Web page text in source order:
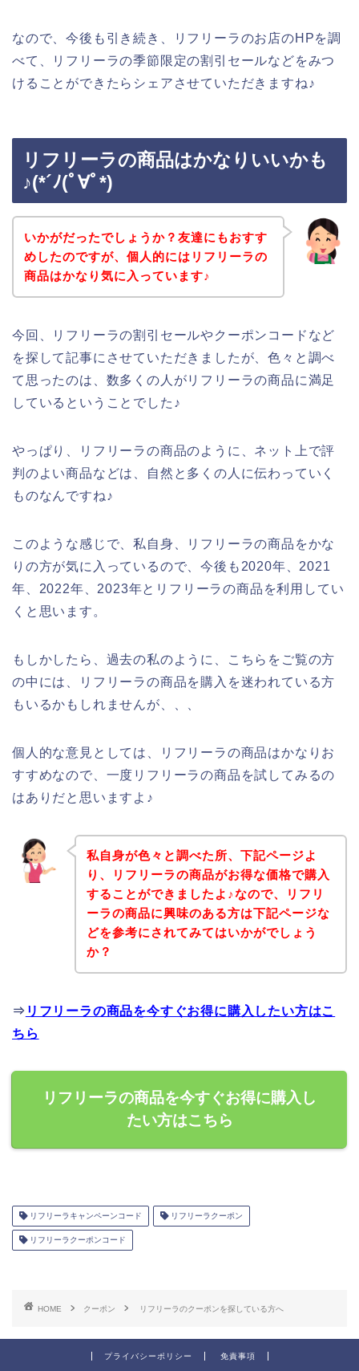
なので、今後も引き続き、リフリーラのお店のHPを調
べて、リフリーラの季節限定の割引セールなどをみつ
けることができたらシェアさせていただきますね♪
リフリーラの商品はかなりいいかも
♪(*´ﾉ(ﾟ∀ﾟ*)
いかがだったでしょうか？友達にもおすす
めしたのですが、個人的にはリフリーラの
商品はかなり気に入っています♪
今回、リフリーラの割引セールやクーポンコードなど
を探して記事にさせていただきましたが、色々と調べ
て思ったのは、数多くの人がリフリーラの商品に満足
しているということでした♪
やっぱり、リフリーラの商品のように、ネット上で評
判のよい商品などは、自然と多くの人に伝わっていく
ものなんですね♪
このような感じで、私自身、リフリーラの商品をかな
りの方が気に入っているので、今後も2020年、2021
年、2022年、2023年とリフリーラの商品を利用してい
くと思います。
もしかしたら、過去の私のように、こちらをご覧の方
の中には、リフリーラの商品を購入を迷われている方
もいるかもしれませんが、、、
個人的な意見としては、リフリーラの商品はかなりお
すすめなので、一度リフリーラの商品を試してみるの
はありだと思いますよ♪
私自身が色々と調べた所、下記ページよ
り、リフリーラの商品がお得な価格で購入
することができましたよ♪なので、リフリ
ーラの商品に興味のある方は下記ページな
どを参考にされてみてはいかがでしょう
か？
⇒ リフリーラの商品を今すぐお得に購入したい方はこ
ちら
リフリーラの商品を今すぐお得に購入し
たい方はこちら
リフリーラキャンペーンコード リフリーラクーポン
リフリーラクーポンコード
HOME クーポン リフリーラのクーポンを探している方へ
プライバシーポリシー 免責事項